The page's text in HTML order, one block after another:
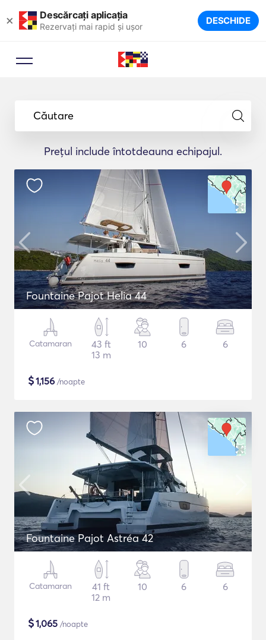
× Descărcați aplicația
Rezervați mai rapid și ușor DESCHIDE
Căutare
Prețul include întotdeauna echipajul.
Fountaine Pajot Helia 44
Catamaran
43 ft
13 m
10 6 6
$1,156 /noapte
Fountaine Pajot Astréa 42
Catamaran
41 ft
12 m
10 6 6
$1,065 /noapte